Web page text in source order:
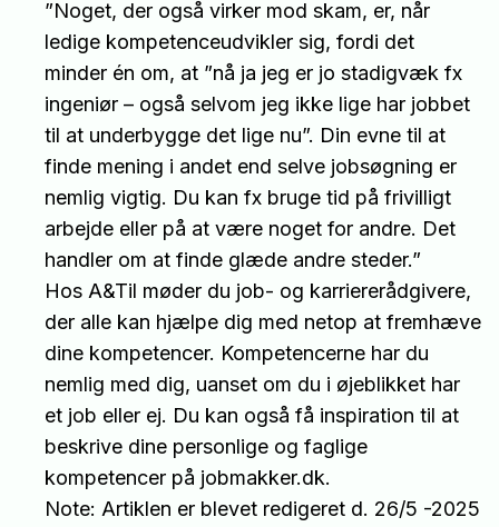
”Noget, der også virker mod skam, er, når
ledige kompetenceudvikler sig, fordi det
minder én om, at ”nå ja jeg er jo stadigvæk fx
ingeniør – også selvom jeg ikke lige har jobbet
til at underbygge det lige nu”. Din evne til at
finde mening i andet end selve jobsøgning er
nemlig vigtig. Du kan fx bruge tid på frivilligt
arbejde eller på at være noget for andre. Det
handler om at finde glæde andre steder.”
Hos A&Til møder du job- og karriererådgivere,
der alle kan hjælpe dig med netop at fremhæve
dine kompetencer. Kompetencerne har du
nemlig med dig, uanset om du i øjeblikket har
et job eller ej. Du kan også få inspiration til at
beskrive dine personlige og faglige
kompetencer på jobmakker.dk.
Note: Artiklen er blevet redigeret d. 26/5 -2025